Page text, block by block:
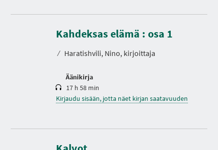
Kahdeksas elämä : osa 1
⁄ Haratishvili, Nino, kirjoittaja
Äänikirja
K
s
t
17 h 58 min
Kirjaudu sisään, jotta näet kirjan saatavuuden
K
s